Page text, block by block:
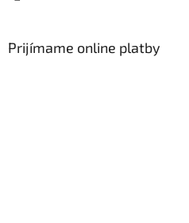
Prijímame online platby